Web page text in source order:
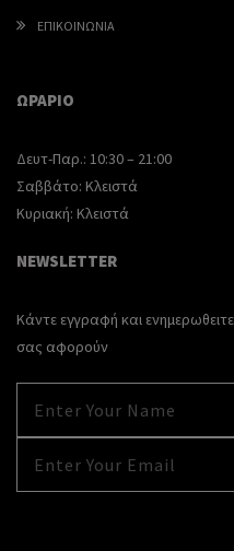
ΕΠΙΚΟΙΝΩΝΙΑ
ΩΡΑΡΙΟ
Δευτ-Παρ.: 10:30 – 21:00
Σαββάτο: Κλειστά
Κυριακή: Κλειστά
NEWSLETTER
Κάντε εγγραφή και
σας αφορούν